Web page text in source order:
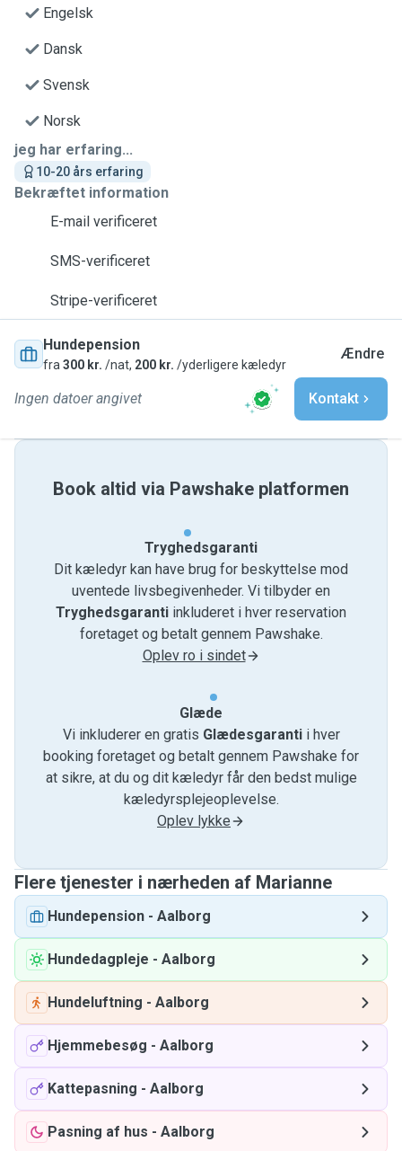
Engelsk
Dansk
Svensk
Norsk
jeg har erfaring...
10-20 års erfaring
Bekræftet information
E-mail verificeret
SMS-verificeret
Stripe-verificeret
Hundepension
fra 300 kr. /nat, 200 kr. /yderligere kæledyr
Ændre
Ingen datoer angivet Kontakt
Book altid via Pawshake platformen
Tryghedsgaranti
Dit kæledyr kan have brug for beskyttelse mod
uventede livsbegivenheder. Vi tilbyder en
Tryghedsgaranti inkluderet i hver reservation
foretaget og betalt gennem Pawshake.
Oplev ro i sindet
Glæde
Vi inkluderer en gratis Glædesgarantii hver
booking foretaget og betalt gennem Pawshake for
at sikre, at du og dit kæledyr får den bedst mulige
kæledyrsplejeoplevelse.
Oplev lykke
Flere tjenester i nærheden af ​​Marianne
Hundepension - Aalborg
Hundedagpleje - Aalborg
Hundeluftning - Aalborg
Hjemmebesøg - Aalborg
Kattepasning - Aalborg
Pasning af hus - Aalborg